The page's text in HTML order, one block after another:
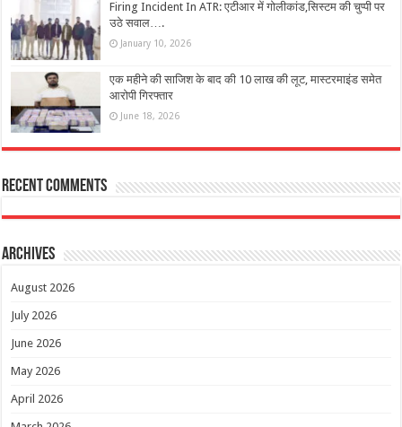
Firing Incident In ATR: एटीआर में गोलीकांड,सिस्टम की चुप्पी पर
उठे सवाल….
January 10, 2026
एक महीने की साजिश के बाद की 10 लाख की लूट, मास्टरमाइंड समेत
आरोपी गिरफ्तार
June 18, 2026
Recent Comments
Archives
August 2026
July 2026
June 2026
May 2026
April 2026